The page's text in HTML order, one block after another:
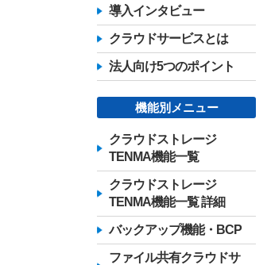
導入インタビュー
クラウドサービスとは
法人向け5つのポイント
機能別メニュー
クラウドストレージ
TENMA機能一覧
クラウドストレージ
TENMA機能一覧 詳細
バックアップ機能・BCP
ファイル共有クラウドサ